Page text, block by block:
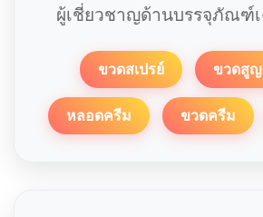
ผู้เชี่ยวชาญด้านบรรจุภัณฑ์เ
ขวดสเปรย์ ขวดสู
หลอดครีม ขวดครีม